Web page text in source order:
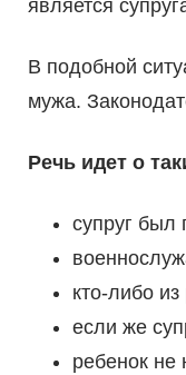
является
В подобной
мужа.
Речь идет о
супруг был
кто-либо
если же
ребенок не